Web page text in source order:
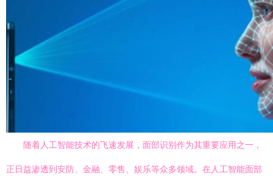
随着人工智能技术的飞速发展，面部识别作为其重要应用之一，
正日益渗透到安防、金融、零售、娱乐等众多领域。在人工智能面部